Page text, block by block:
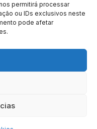
permitirá processar
ou IDs exclusivos neste
pode afetar